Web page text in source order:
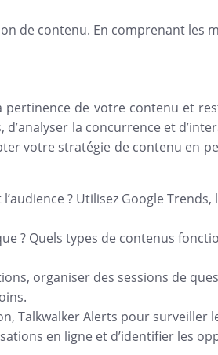
de contenu. En comprenant les
de votre contenu et
la concurrence et
votre stratégie de contenu en
? Utilisez Google
? Quels types de contenus
organiser des sessions de
Talkwalker Alerts pour
en ligne et d’identifier les